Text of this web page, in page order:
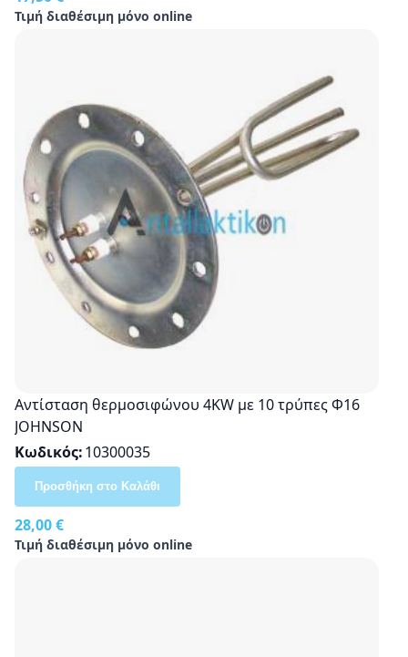
Τιμή διαθέσιμη μόνο online
Αντίσταση θερμοσιφώνου 4ΚW με 10 τρύπες Φ16
JOHNSON
Κωδικός 10300035
28,00 €
Τιμή διαθέσιμη μόνο online
Προσθήκη στο Καλάθι